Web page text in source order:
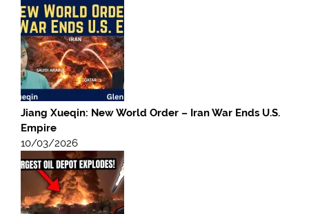
Jiang Xueqin: New World Order – Iran War Ends U.S.
Empire
10/03/2026